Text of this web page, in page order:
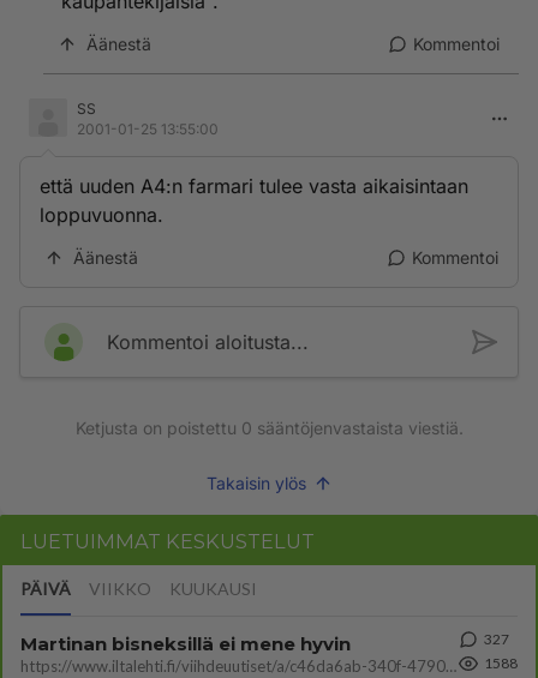
Äänestä Kommentoi
SS
2001-01-25 13:55:00
että uuden A4:n farmari tulee vasta aikaisintaan
loppuvuonna.
Äänestä Kommentoi
Kommentoi aloitusta...
Ketjusta on poistettu 0 sääntöjenvastaista viestiä.
Takaisin ylös
LUETUIMMAT KESKUSTELUT
PÄIVÄ VIIKKO KUUKAUSI
Martinan bisneksillä ei mene hyvin
https://www.iltalehti.fi/viihdeuutiset/a/c46da6ab-340f-4790-aaa7-0865eed2336 Yrityksen konkurssihakemus on tullut kärä
327
1588